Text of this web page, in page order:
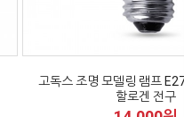
고독스 조명 모델링 램프
할로겐 전구